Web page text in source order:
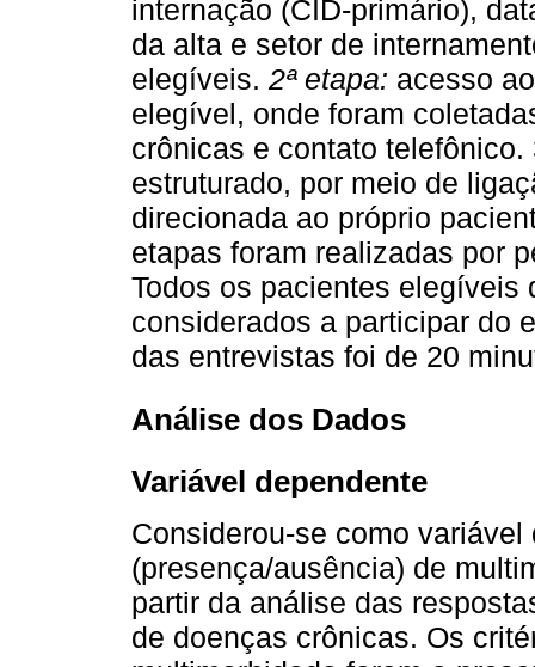
internação (CID-primário),
da alta e setor de
elegíveis. 2ª etapa: acesso
elegível, onde foram
crônicas e contato
estruturado, por meio de
direcionada ao próprio
etapas foram realizadas por
Todos os pacientes elegíveis
considerados a participar do
das entrevistas foi de 20
Análise dos Dados
Variável dependente
Considerou-se como
(presença/ausência) de
partir da análise das
de doenças crônicas. Os